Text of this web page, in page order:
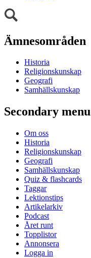
Ämnesområden
Historia
Religionskunskap
Geografi
Samhällskunskap
Secondary menu
Om oss
Historia
Religionskunskap
Geografi
Samhällskunskap
Quiz & flashcards
Taggar
Lektionstips
Artikelarkiv
Podcast
Året runt
Topplistor
Annonsera
Logga in